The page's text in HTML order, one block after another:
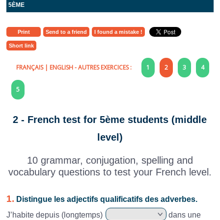
5ÈME
Print Send to a friend I found a mistake !
Short link
FRANÇAIS| ENGLISH- AUTRES EXERCICES : 1 2 3 4
5
2 - French test for 5ème students (middle
level)
10 grammar, conjugation, spelling and
vocabulary questions to test your French level.
1. Distingue les adjectifs qualificatifs des adverbes.
J’habite depuis (longtemps)
dans une